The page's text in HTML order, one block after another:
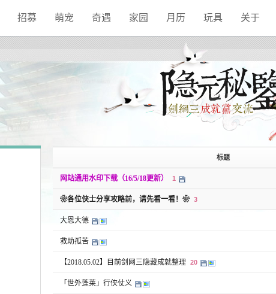
招募 萌宠 奇遇 家园 月历 玩具 关于
标题
网站通用水印下载（16/5/18更新） 1
❀各位侠士分享攻略前，请先看一看！❀ 3
大恩大德
救助孤苦
【2018.05.02】目前剑网三隐藏成就整理 20
「世外蓬莱」行侠仗义